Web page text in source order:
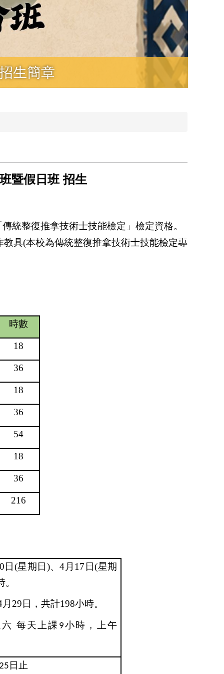
生簡章
暨假日班 招生
統整復推拿技術士技能檢定」檢定資格。
教具(本校為傳統整復推拿技術士技能檢定專
時數
18
36
18
36
54
18
36
216
日 (星期日 )、4月 17 日(星期
。
月 29 日，共計198小時。
每天上課 9小時，上午
日止